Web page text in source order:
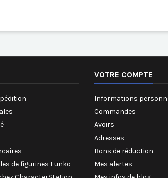
de figurines Funko
VOTRE COMPTE
Informations
Commandes
Avoirs
Adresses
Bons de réduction
Mes alertes